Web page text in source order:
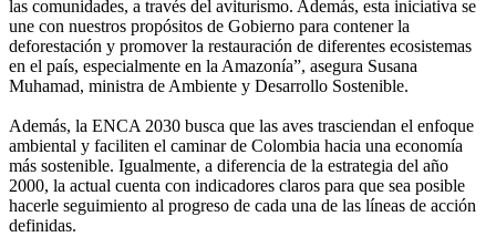
las comunidades, a través del aviturismo. Además, esta iniciativa se
une con nuestros propósitos de Gobierno para contener la
deforestación y promover la restauración de diferentes ecosistemas
en el país, especialmente en la Amazonía”, asegura Susana
Muhamad, ministra de Ambiente y Desarrollo Sostenible.
Además, la ENCA 2030 busca que las aves trasciendan el enfoque
ambiental y faciliten el caminar de Colombia hacia una economía
más sostenible. Igualmente, a diferencia de la estrategia del año
2000, la actual cuenta con indicadores claros para que sea posible
hacerle seguimiento al progreso de cada una de las líneas de acción
definidas.